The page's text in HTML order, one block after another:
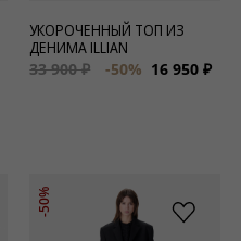
УКОРОЧЕННЫЙ ТОП ИЗ
ДЕНИМА ILLIAN
33 900 ₽
-50% 16 950 ₽
-50%